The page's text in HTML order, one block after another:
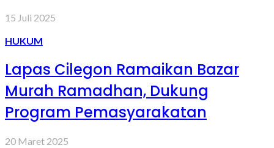
15 Juli 2025
HUKUM
Lapas Cilegon Ramaikan Bazar
Murah Ramadhan, Dukung
Program Pemasyarakatan
20 Maret 2025